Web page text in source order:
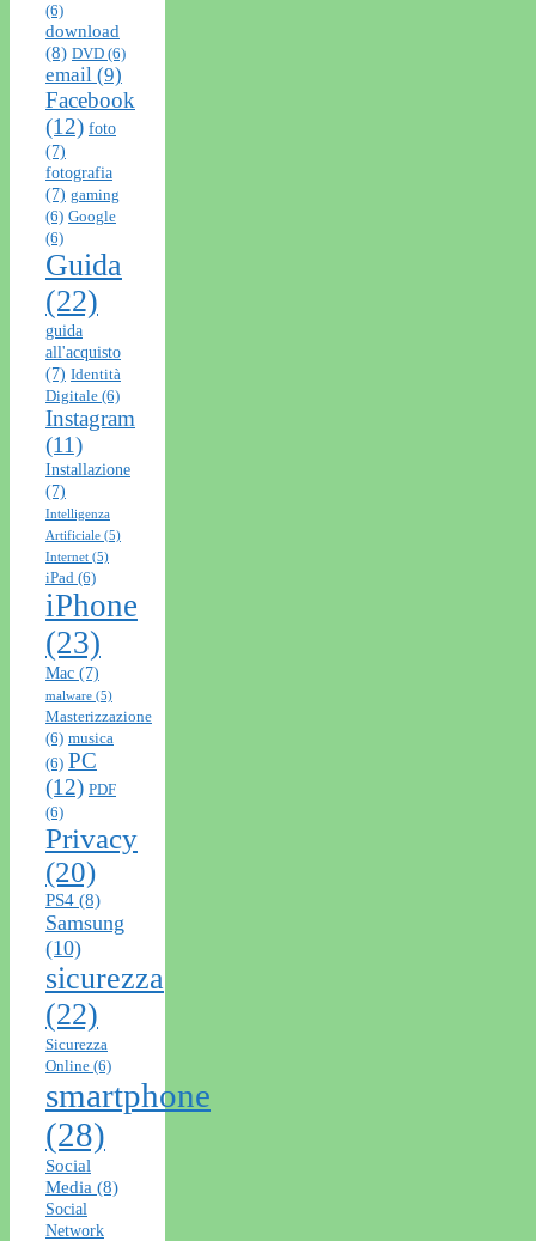
(6)
download
(8) DVD (6)
email (9)
Facebook
(12) foto
(7)
fotografia
(7) gaming
(6) Google
(6)
Guida
(22)
guida
all'acquisto
(7) Identità
Digitale (6)
Instagram
(11)
Installazione
(7)
Intelligenza
Artificiale (5)
Internet (5)
iPad (6)
iPhone
(23)
Mac (7)
malware (5)
Masterizzazione
(6) musica
(6) PC
(12) PDF
(6)
Privacy
(20)
PS4 (8)
Samsung
(10)
sicurezza
(22)
Sicurezza
Online (6)
smartphone
(28)
Social
Media (8)
Social
Network